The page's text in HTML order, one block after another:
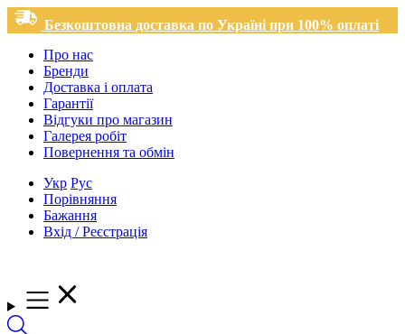
Безкоштовна доставка по Україні при 100% оплаті
Про нас
Бренди
Доставка і оплата
Гарантії
Відгуки про магазин
Галерея робіт
Повернення та обмін
Укр Рус
Порівняння
Бажання
Вхід / Реєстрація